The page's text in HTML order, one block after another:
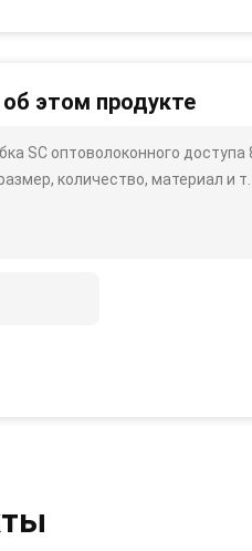
этом продукте
SC оптоволоконного
количество, материал и т.